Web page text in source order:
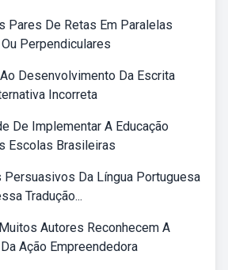
Pares De Retas Em Paralelas
Perpendiculares
Desenvolvimento Da Escrita
Incorreta
De Implementar A Educação
Escolas Brasileiras
Persuasivos Da Língua Portuguesa
Tradução...
Autores Reconhecem A
Ação Empreendedora